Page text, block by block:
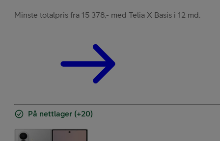
Minste totalpris fra 15 378,- med Telia X Basis i 12 md.
På nettlager (+20)